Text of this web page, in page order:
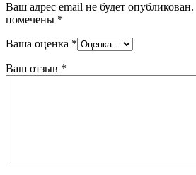
Ваш адрес email не будет опубликован.
помечены *
Ваша оценка *
Ваш отзыв *